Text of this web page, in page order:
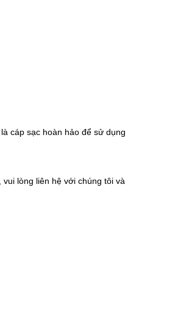
cáp sạc hoàn hảo để sử dụng
lòng liên hệ với chúng tôi và